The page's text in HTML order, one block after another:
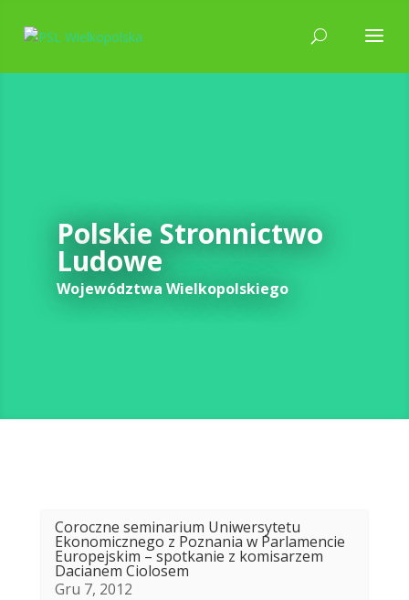
Polskie Stronnictwo
Ludowe
Województwa Wielkopolskiego
Coroczne seminarium Uniwersytetu
Ekonomicznego z Poznania w Parlamencie
Europejskim – spotkanie z komisarzem
Dacianem Ciolosem
Gru 7, 2012